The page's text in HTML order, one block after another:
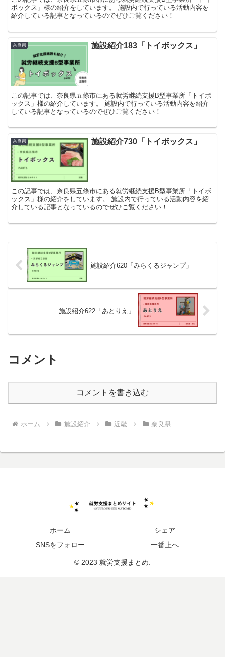
ボックス」様の紹介をしています。 施設内で行っている活動内容を
紹介している記事となっているのでぜひご覧ください！
奈良県 施設紹介183「トイボックス」
この記事では、奈良県五條市にある就労継続支援B型事業所「トイボ
ックス」様の紹介しています。 施設内で行っている活動内容を紹介
している記事となっているのでぜひご覧ください！
奈良県 施設紹介730「トイボックス」
この記事では、奈良県五條市にある就労継続支援B型事業所「トイボ
ックス」様の紹介をしています。 施設内で行っている活動内容を紹
介している記事となっているのでぜひご覧ください！
施設紹介620「みらくるジャンプ」
施設紹介622「あとりえ」
コメント
コメントを書き込む
ホーム 施設紹介 近畿 奈良県
ホーム
シェア
SNSをフォロー
一番上へ
© 2023 就労支援まとめ.